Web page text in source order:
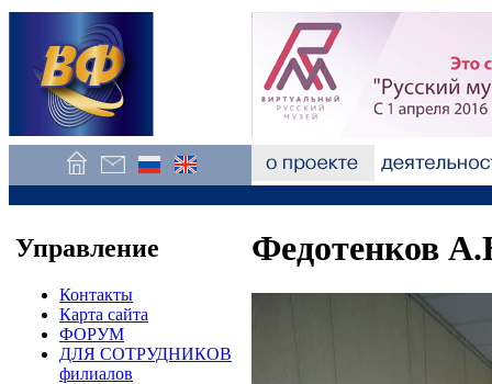
Управление
Контакты
Карта сайта
ФОРУМ
ДЛЯ СОТРУДНИКОВ
филиалов
Федотенков